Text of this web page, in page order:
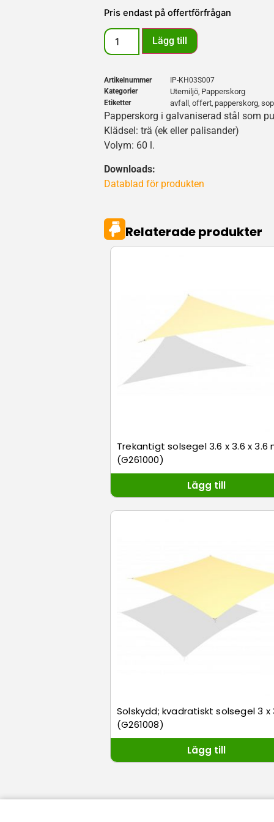
Pris endast på offertförfrågan
Lägg till
Artikelnummer
IP-KH03S007
Kategorier
Utemiljö, Papperskorg
Etiketter avfall , offert, papperskorg,
Papperskorg i galvaniserad stål som
Klädsel: trä (ek eller palisander)
Volym: 60 l.
Downloads:
Datablad för produkten
Relaterade produkter
Trekantigt solsegel 3.6 x 3.6 x 3.6
(G261000)
Lägg till
Solskydd; kvadratiskt solsegel 3 x
(G261008)
Lägg till